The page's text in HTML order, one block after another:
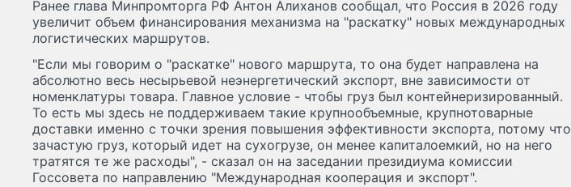
Ранее глава Минпромторга РФ Антон Алиханов сообщал, что Россия в 2026 году
увеличит объем финансирования механизма на "раскатку" новых международных
логистических маршрутов.
"Если мы говорим о "раскатке" нового маршрута, то она будет направлена на
абсолютно весь несырьевой неэнергетический экспорт, вне зависимости от
номенклатуры товара. Главное условие - чтобы груз был контейнеризированный.
То есть мы здесь не поддерживаем такие крупнообъемные, крупнотоварные
доставки именно с точки зрения повышения эффективности экспорта, потому что
зачастую груз, который идет на сухогрузе, он менее капиталоемкий, но на него
тратятся те же расходы", - сказал он на заседании президиума комиссии
Госсовета по направлению "Международная кооперация и экспорт".